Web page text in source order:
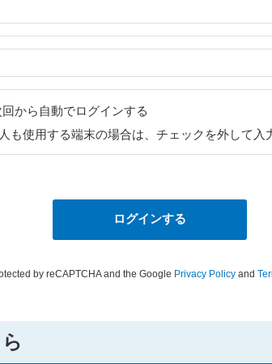
から自動でログインする
も使用する端末の場合は、チェックを外して入
by reCAPTCHA and the Google Privacy Policy and